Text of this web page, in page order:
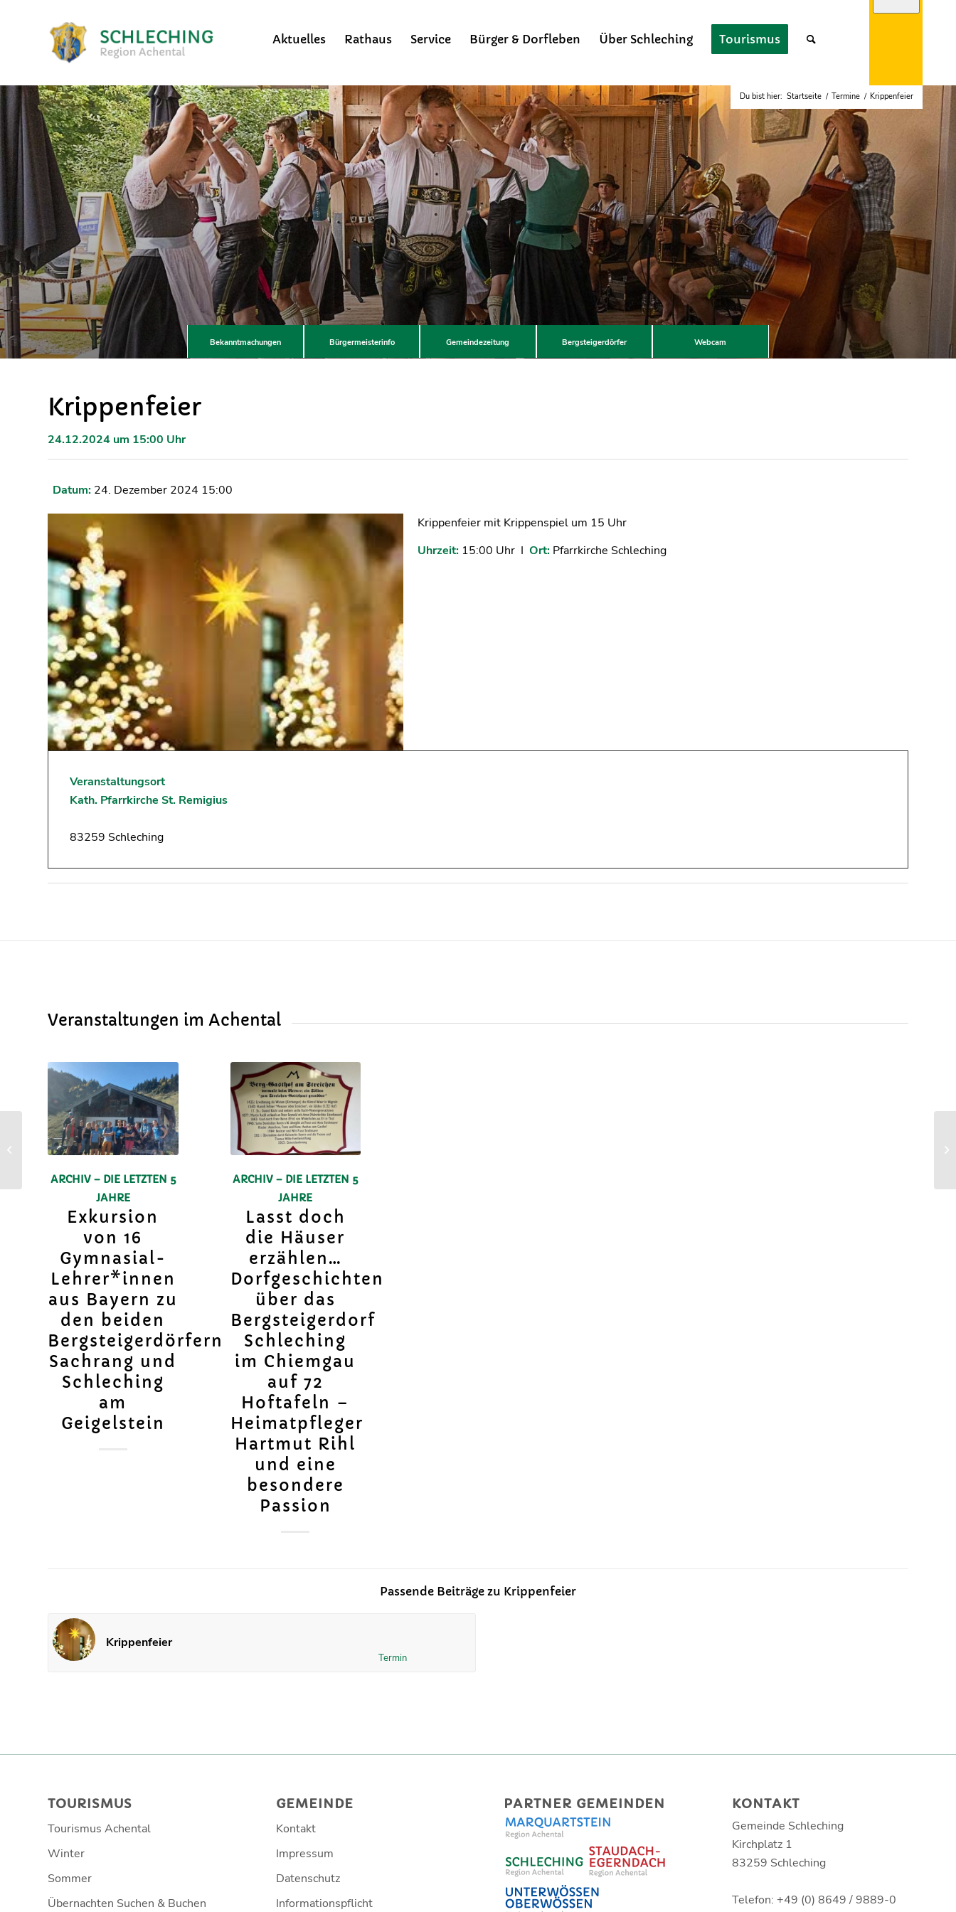
Aktuelles Rathaus Service Bürger & Dorfleben Über Schleching Tourismus
Du bist hier: Startseite / Termine / Krippenfeier
Bekanntmachungen Bürgermeisterinfo Gemeindezeitung Bergsteigerdörfer Webcam
Krippenfeier
24.12.2024 um 15:00 Uhr
Datum: 24. Dezember 2024 15:00
Krippenfeier mit Krippenspiel um 15 Uhr
Uhrzeit: 15:00 Uhr I Ort: Pfarrkirche Schleching
Veranstaltungsort
Kath. Pfarrkirche St. Remigius
83259 Schleching
Veranstaltungen im Achental
ARCHIV – DIE LETZTEN 5
JAHRE
Exkursion
von 16
Gymnasial-
Lehrer*innen
aus Bayern zu
den beiden
Bergsteigerdörfern
Sachrang und
Schleching
am
Geigelstein
ARCHIV – DIE LETZTEN 5
JAHRE
Lasst doch
die Häuser
erzählen…
Dorfgeschichten
über das
Bergsteigerdorf
Schleching
im Chiemgau
auf 72
Hoftafeln –
Heimatpfleger
Hartmut Rihl
und eine
besondere
Passion
Passende Beiträge zu Krippenfeier
Krippenfeier
Termin
TOURISMUS
Tourismus Achental
Winter
Sommer
Übernachten Suchen & Buchen
GEMEINDE
Kontakt
Impressum
Datenschutz
Informationspflicht
PARTNER GEMEINDEN
KONTAKT
Gemeinde Schleching
Kirchplatz 1
83259 Schleching
Telefon: +49 (0) 8649 / 9889-0
Jahresschlussandacht